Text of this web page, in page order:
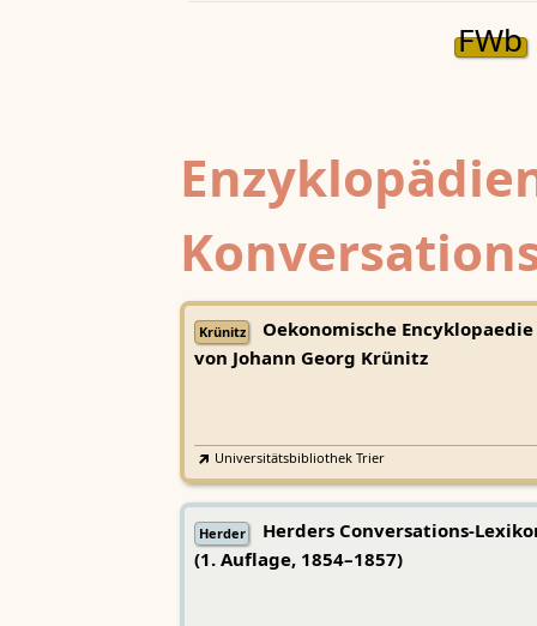
FWb
Krünitz
Oekonomische Encyklopaedie
von Johann Georg Krünitz
Universitätsbibliothek Trier
Herder
Herders Conversations-
(1. Auflage, 1854–1857)